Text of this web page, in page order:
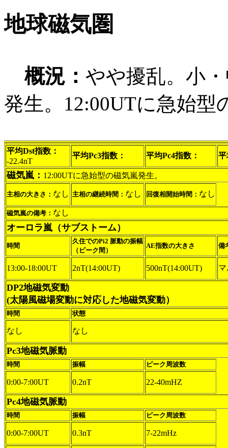
地球磁気圏
概況： やや擾乱。小
発生。12:00UTに急始型
平均Dst指数：
-22.4nT
平均Pc3指数： 平均Pc4指数： 平
磁気嵐： 12:00UTに急始型の磁気嵐発生。
主相の大きさ： なし 主相の継続時間： なし 回復相開始時間： なし
磁気嵐の備考： なし
オーロラ嵐（サブストーム）
時間
久住でのPi2 脈動の振幅
（ピーク間）
AE指数の大きさ 備
13:00-18:00UT 2nT(14:00UT) 500nT(14:00UT)
DP2地磁気変動
(太陽風磁場変動に対応した地磁気変動）
時間 状態
なし なし
Pc3地磁気脈動
時間 振幅 ピーク周波数
0:00-7:00UT 0.2nT 22-40mHZ
Pc4地磁気脈動
時間 振幅 ピーク周波数
0:00-7:00UT 0.3nT 7-22mHz